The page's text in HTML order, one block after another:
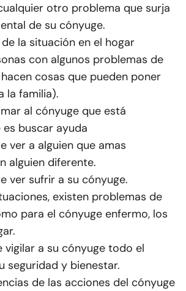
otro problema que surja
de su cónyuge.
la situación en el hogar
con algunos problemas de
cosas que pueden poner
la familia).
al cónyuge que está
buscar ayuda
ver a alguien que amas
alguien diferente.
ver sufrir a su cónyuge.
existen problemas de
para el cónyuge enfermo, los
vigilar a su cónyuge todo el
seguridad y bienestar.
de las acciones del cónyuge